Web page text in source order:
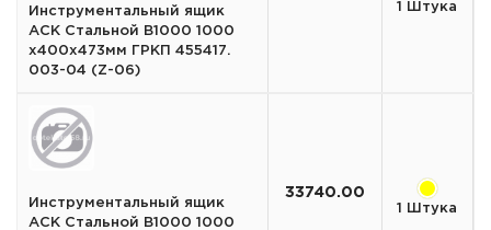
Инструментальный ящик
АСК Стальной B1000 1000
х400х473мм ГРКП 455417.
003-04 (Z-06)
1 Штука
Инструментальный ящик
АСК Стальной B1000 1000
33740.00
1 Штука